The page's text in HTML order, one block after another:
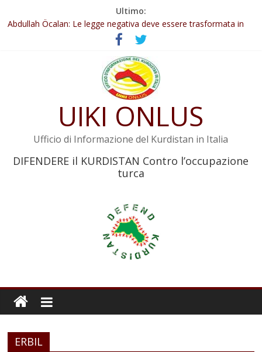
Ultimo:
Il KNK chiede un’azione internazionale contro i crimini di guerra
Abdullah Öcalan: Le legge negativa deve essere trasformata in
Inizia la seconda fase del processo
Commissione donne del KNK: Şengal è di nuovo sotto minaccia
Non tenere conto della situazione di Rêber Apo ostacolerebbe
l’attuazione della leggeUIKI ONLUS
Ufficio di Informazione del Kurdistan in Italia
DIFENDERE il KURDISTAN Contro l’occupazione
turca
ERBIL